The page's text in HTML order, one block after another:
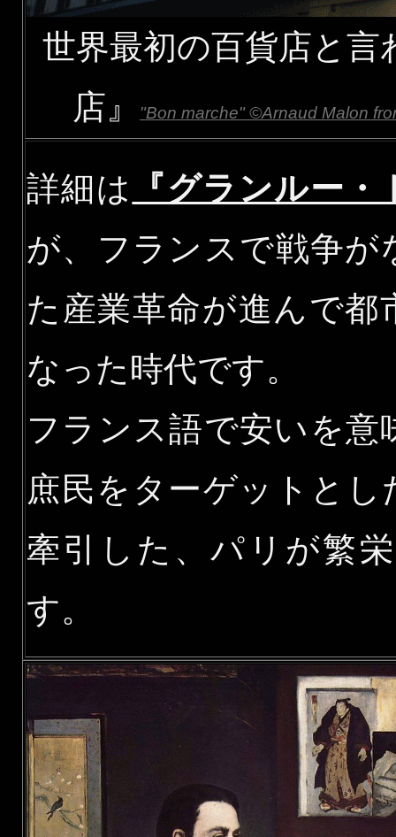
世界最初の百貨店と
店』
"Bon marche" ©Arnaud Malon
詳細は
『グランルー
が、フランスで戦争
た産業革命が進んで
なった時代です。
フランス語で安いを
庶民をターゲットと
牽引した、パリが繁
す。